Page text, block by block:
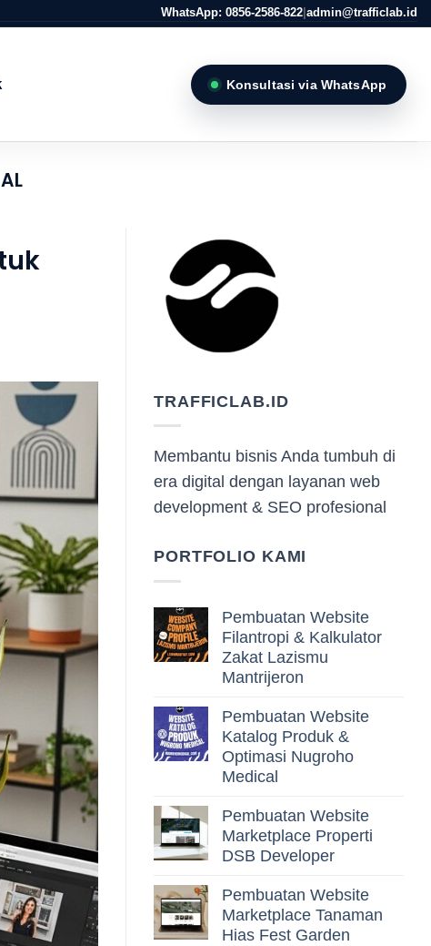
WhatsApp: 0856-2586-822 admin@trafficlab.id
Konsultasi via WhatsApp
TRAFFICLAB.ID
Membantu bisnis Anda tumbuh di
era digital dengan layanan web
development & SEO profesional
PORTFOLIO KAMI
Pembuatan Website
Filantropi & Kalkulator
Zakat Lazismu
Mantrijeron
Pembuatan Website
Katalog Produk &
Optimasi Nugroho
Medical
Pembuatan Website
Marketplace Properti
DSB Developer
Pembuatan Website
Marketplace Tanaman
Hias Fest Garden